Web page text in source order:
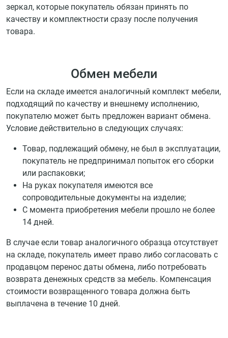
зеркал, которые покупатель обязан принять по
качеству и комплектности сразу после получения
товара.
Обмен мебели
Если на складе имеется аналогичный комплект мебели,
подходящий по качеству и внешнему исполнению,
покупателю может быть предложен вариант обмена.
Условие действительно в следующих случаях:
Товар, подлежащий обмену, не был в эксплуатации,
покупатель не предпринимал попыток его сборки
или распаковки;
На руках покупателя имеются все
сопроводительные документы на изделие;
С момента приобретения мебели прошло не более
14 дней.
В случае если товар аналогичного образца отсутствует
на складе, покупатель имеет право либо согласовать с
продавцом перенос даты обмена, либо потребовать
возврата денежных средств за мебель. Компенсация
стоимости возвращенного товара должна быть
выплачена в течение 10 дней.